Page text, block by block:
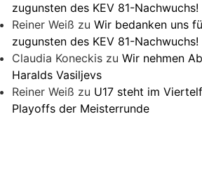
zugunsten des KEV 81-Nachwuchs!
Reiner Weiß zu Wir bedanken uns
zugunsten des KEV 81-Nachwuchs!
Claudia Koneckiszu Wir nehmen
Haralds Vasiljevs
Reiner Weiß zu U17 steht im
Playoffs der Meisterrunde